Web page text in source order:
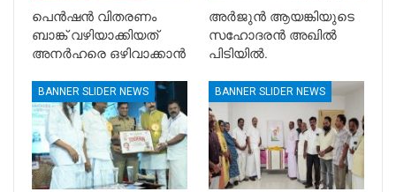
പെൻഷൻ വിതരണം
ബാങ്ക് വഴിയാക്കിയത്
അനർഹരെ ഒഴിവാക്കാൻ
അർജുൻ ആയങ്കിയുടെ
സഹോദരൻ അഖിൽ
പിടിയിൽ.
BANNER SLIDER NEWS BANNER SLIDER NEWS